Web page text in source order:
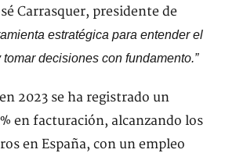
Carrasquer, presidente de
estratégica para entender el
decisiones con fundamento.”
2023 se ha registrado un
en facturación, alcanzando los
en España, con un empleo